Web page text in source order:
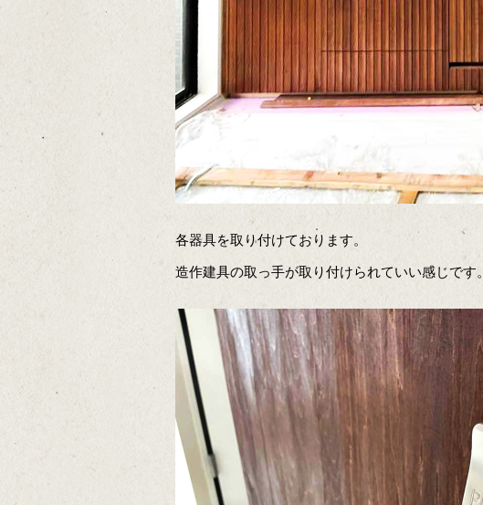
各器具を取り付けております。
造作建具の取っ手が取り付けられていい感じです。